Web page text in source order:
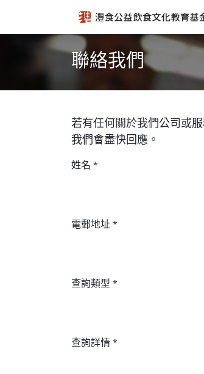
聯絡我們
若有任何關於我們公司或
我們會盡快回應。
姓名 *
電郵地址 *
查詢類型 *
查詢詳情 *